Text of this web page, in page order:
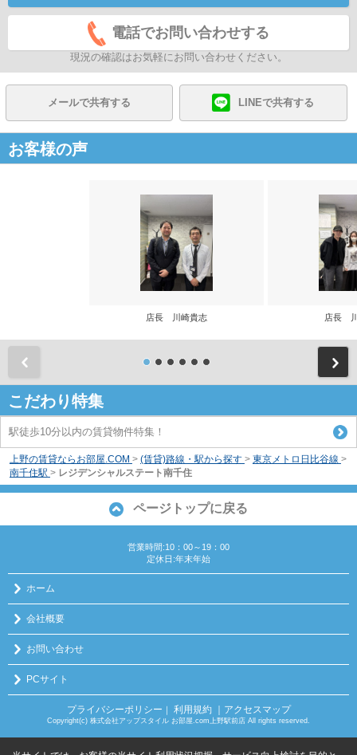
電話でお問い合わせする
現況の確認はお気軽にお問い合わせください。
メールで共有する LINEで共有する
お客様の声
店長 川崎貴志 店長
こだわり特集
駅徒歩10分以内の賃貸物件特集！
上野の賃貸ならお部屋.COM > (賃貸)路線・駅から探す > 東京メトロ日比谷線 >
南千住駅 > レジデンシャルステート南千住
ページトップに戻る
営業時間:10：00～19：00
定休日:年末年始
ホーム
会社概要
お問い合わせ
PCサイト
プライバシーポリシー 利用規約 ｜アクセスマップ
Copyright(c) 株式会社アップスタイル お部屋.com上野駅前店 All rights reserved.